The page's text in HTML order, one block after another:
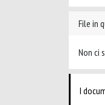
File in
Non ci
I